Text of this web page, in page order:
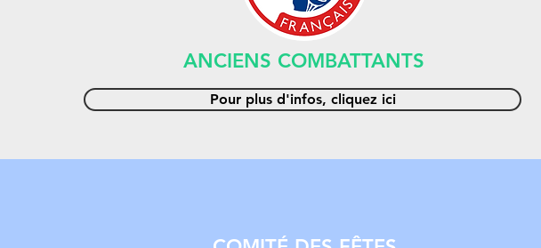
ANCIENS COMBATTANTS
Pour plus d'infos, cliquez ici